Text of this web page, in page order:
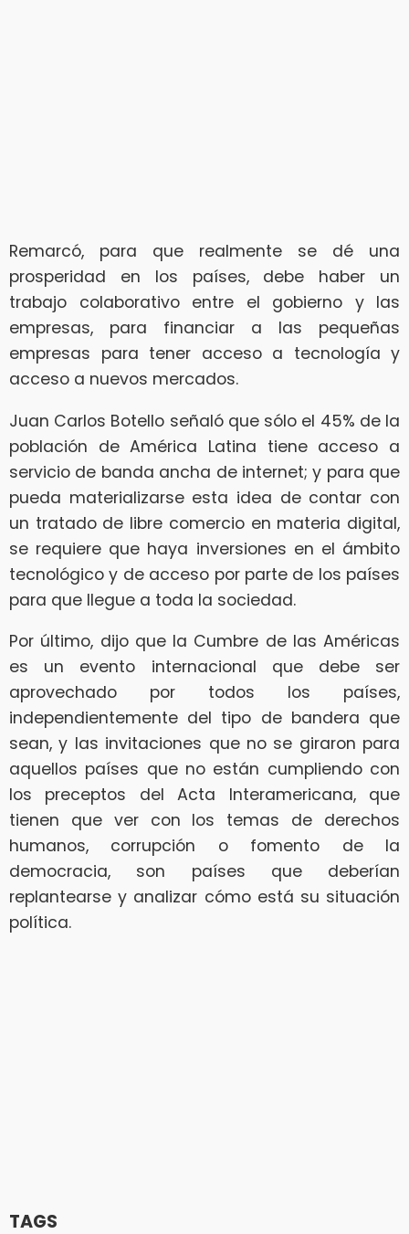
Remarcó, para que realmente se dé una
prosperidad en los países, debe haber un
trabajo colaborativo entre el gobierno y las
empresas, para financiar a las pequeñas
empresas para tener acceso a tecnología y
acceso a nuevos mercados.
Juan Carlos Botello señaló que sólo el 45% de la
población de América Latina tiene acceso a
servicio de banda ancha de internet; y para que
pueda materializarse esta idea de contar con
un tratado de libre comercio en materia digital,
se requiere que haya inversiones en el ámbito
tecnológico y de acceso por parte de los países
para que llegue a toda la sociedad.
Por último, dijo que la Cumbre de las Américas
es un evento internacional que debe ser
aprovechado por todos los países,
independientemente del tipo de bandera que
sean, y las invitaciones que no se giraron para
aquellos países que no están cumpliendo con
los preceptos del Acta Interamericana, que
tienen que ver con los temas de derechos
humanos, corrupción o fomento de la
democracia, son países que deberían
replantearse y analizar cómo está su situación
política.
TAGS